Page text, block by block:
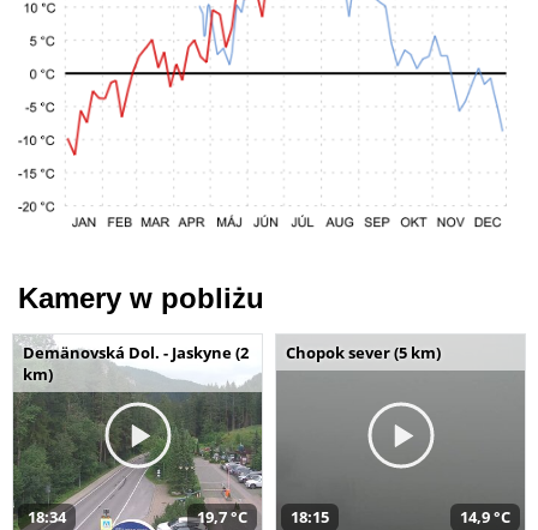
Kamery w pobliżu
Demänovská Dol. - Jaskyne (2
km)
18:34 19,7 °C
Chopok sever (5 km)
18:15 14,9 °C